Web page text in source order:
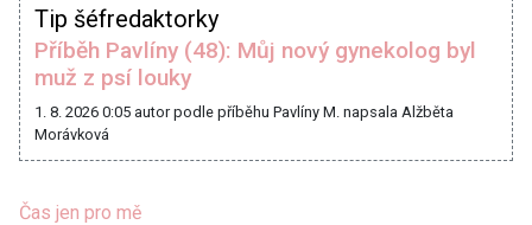
Tip šéfredaktorky
Příběh Pavlíny (48): Můj nový gynekolog byl
muž z psí louky
1. 8. 2026 0:05 autor podle příběhu Pavlíny M. napsala Alžběta
Morávková
Čas jen pro mě